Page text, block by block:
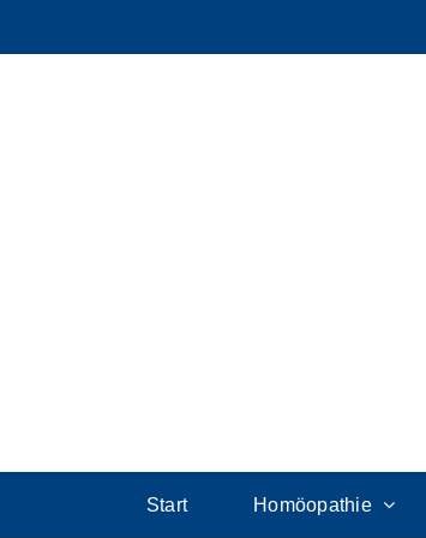
Start Homöopathie